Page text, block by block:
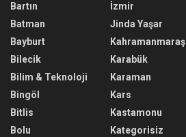
Bartın
Batman
Bayburt
Bilecik
Bilim & Teknoloji
Bingöl
Bitlis
Bolu
İzmir
Jinda Yaşar
Kahramanmaraş
Karabük
Karaman
Kars
Kastamonu
Kategorisiz